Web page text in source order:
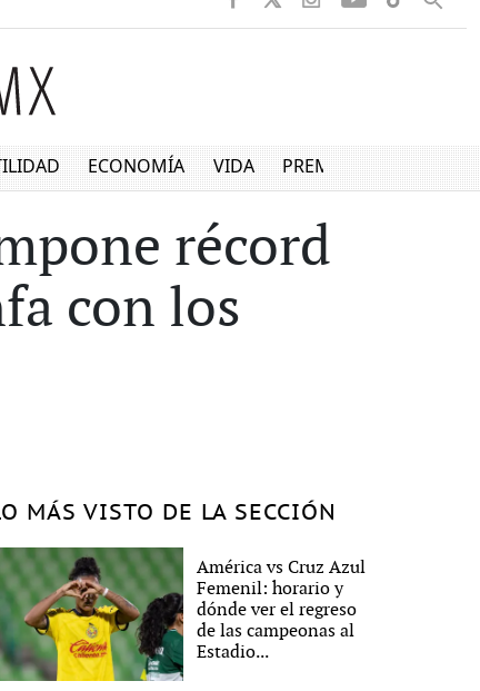
ECONOMÍA VIDA PREMIUM
récord
con los
MÁS VISTO DE LA SECCIÓN
América vs Cruz Azul
Femenil: horario y
dónde ver el regreso
de las campeonas al
Estadio...